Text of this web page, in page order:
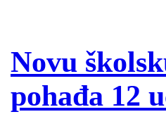
Novu
pohađa 12